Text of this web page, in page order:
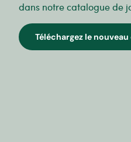
dans notre catalogue de
Téléchargez le